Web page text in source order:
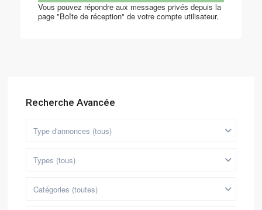
Vous pouvez répondre aux messages privés depuis la
page "Boîte de réception" de votre compte utilisateur.
Recherche Avancée
Type d'annonces (tous)
Types (tous)
Catégories (toutes)